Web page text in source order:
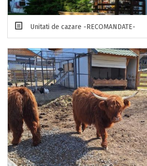
Unitati de cazare -RECOMANDATE-